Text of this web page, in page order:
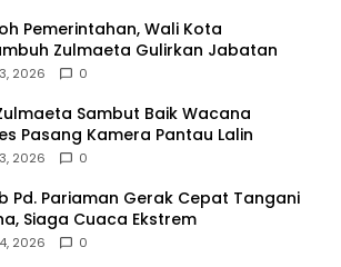
Pemerintahan, Wali Kota
Zulmaeta Gulirkan Jabatan
2026 0
Sambut Baik Wacana
Pasang Kamera Pantau Lalin
2026 0
Pd. Pariaman Gerak Cepat Tangani
Siaga Cuaca Ekstrem
2026 0